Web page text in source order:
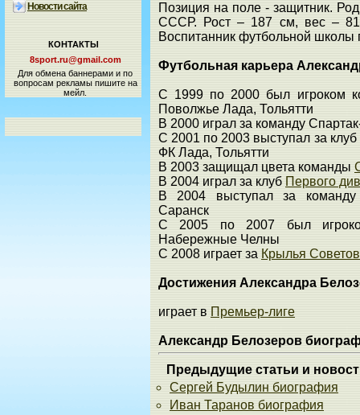
Новости сайта
КОНТАКТЫ
8sport.ru@gmail.com
Для обмена баннерами и по
вопросам рекламы пишите на
мейл.
Позиция на поле - защитник.
СССР. Рост – 187 см, вес –
Воспитанник футбольной школы
Футбольная карьера
С 1999 по 2000 был игроком
Поволжье Лада, Тольятти
В 2000 играл за команду
С 2001 по 2003 выступал за
ФК Лада, Тольятти
В 2003 защищал цвета команды
В 2004 играл за клуб Первого
В 2004 выступал за команду
Саранск
С 2005 по 2007 был
Набережные Челны
С 2008 играет за Крылья Советов
Достижения Александра
играет в Премьер-лиге
Александр Белозеров
Предыдущие статьи и
Сергей Будылин биография
Иван Таранов биография